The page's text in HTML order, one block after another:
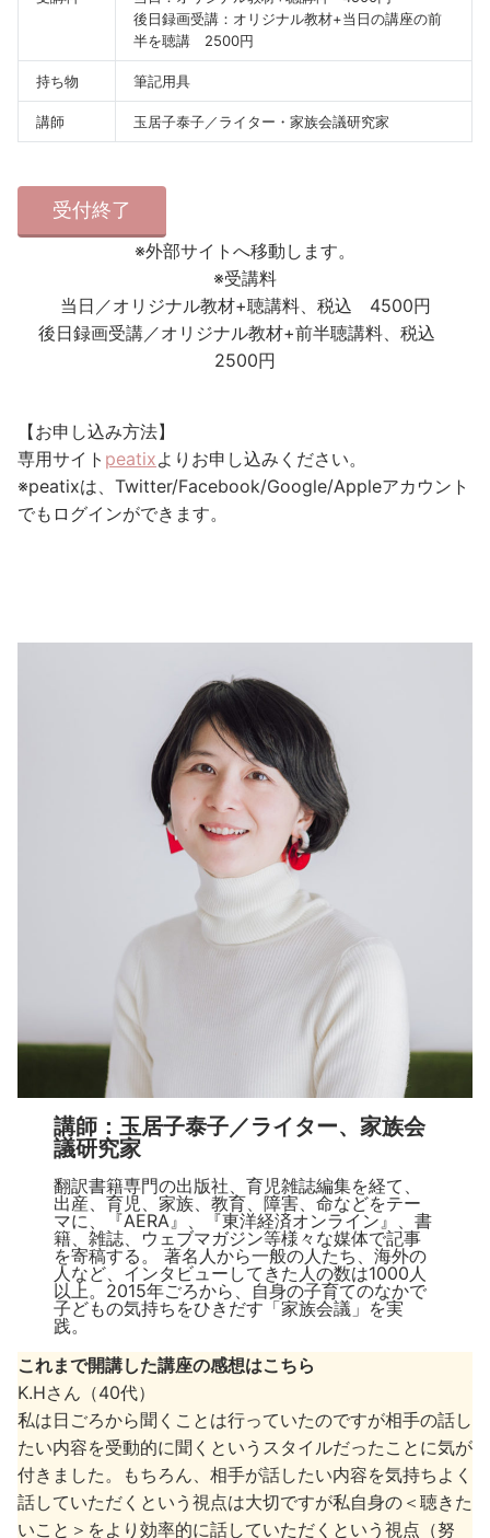
後日録画受講：オリジナル教材+当日の講座の前
半を聴講 2500円
持ち物 筆記用具
講師 玉居子泰子／ライター・家族会議研究家
受付終了
※外部サイトへ移動します。
※受講料
当日／オリジナル教材+聴講料、税込 4500円
後日録画受講／オリジナル教材+前半聴講料、税込
2500円
【お申し込み方法】
専用サイト peatixよりお申し込みください。
※peatixは、Twitter/Facebook/Google/Appleアカウント
でもログインができます。
講師：玉居子泰子／ライター、家族会
議研究家
翻訳書籍専門の出版社、育児雑誌編集を経て、
出産、育児、家族、教育、障害、命などをテー
マに、『AERA』、『東洋経済オンライン』、書
籍、雑誌、ウェブマガジン等様々な媒体で記事
を寄稿する。 著名人から一般の人たち、海外の
人など、インタビューしてきた人の数は1000人
以上。2015年ごろから、自身の子育てのなかで
子どもの気持ちをひきだす「家族会議」を実
践。
これまで開講した講座の感想はこちら
K.Hさん（40代）
私は日ごろから聞くことは行っていたのですが相手の話し
たい内容を受動的に聞くというスタイルだったことに気が
付きました。もちろん、相手が話したい内容を気持ちよく
話していただくという視点は大切ですが私自身の＜聴きた
いこと＞をより効率的に話していただくという視点（努